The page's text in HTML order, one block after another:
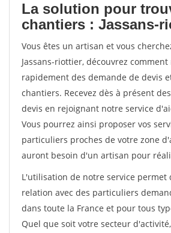
La solution pour
chantiers : Jassans-
Vous êtes un artisan et vous
Jassans-riottier, découvrez
rapidement des demande de devis
chantiers. Recevez dès à présent
devis en rejoignant notre service
Vous pourrez ainsi proposer vos
particuliers proches de votre zone
auront besoin d'un artisan pour
L'utilisation de notre service permet
relation avec des particuliers
dans toute la France et pour tous
Quel que soit votre secteur